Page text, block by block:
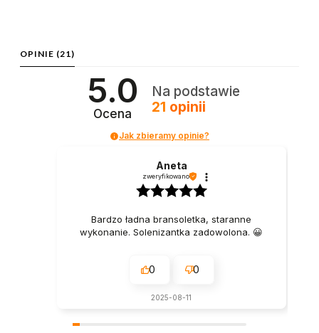
OPINIE (21)
5.0
Ocena
Na podstawie
21 opinii
Jak zbieramy opinie?
Aneta
zweryfikowano
Bardzo ładna bransoletka, staranne
wykonanie. Solenizantka zadowolona. 😀
0 0
2025-08-11